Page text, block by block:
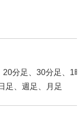
20分足、30分足、1
足、週足、月足